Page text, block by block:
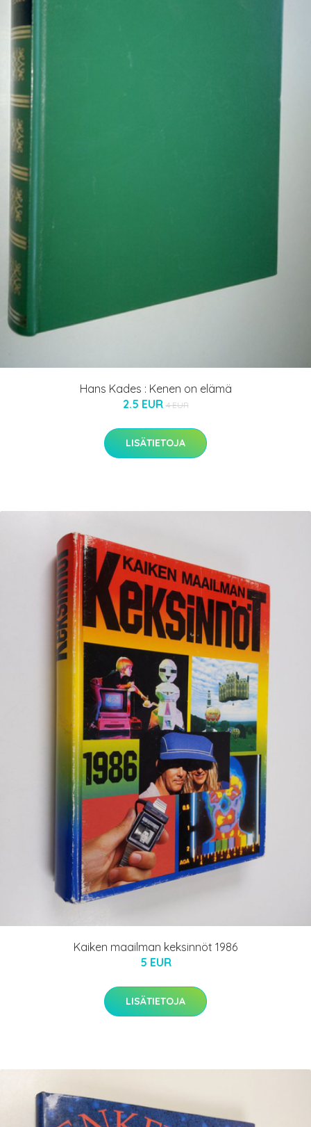
Hans Kades : Kenen on elämä
2.5 EUR 4 EUR
LISÄTIETOJA
Kaiken maailman keksinnöt 1986
5 EUR
LISÄTIETOJA